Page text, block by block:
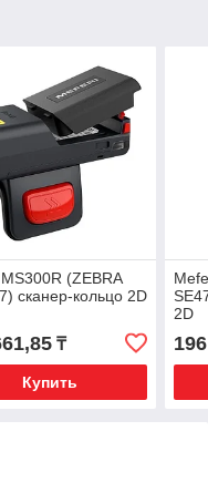
(ZEBRA
сканер-кольцо 2D
₸
Купить
2D